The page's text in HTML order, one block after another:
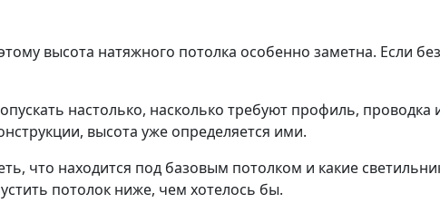
высота натяжного потолка особенно заметна. Если
настолько, насколько требуют профиль, проводка
высота уже определяется ими.
что находится под базовым потолком и какие
потолок ниже, чем хотелось бы.